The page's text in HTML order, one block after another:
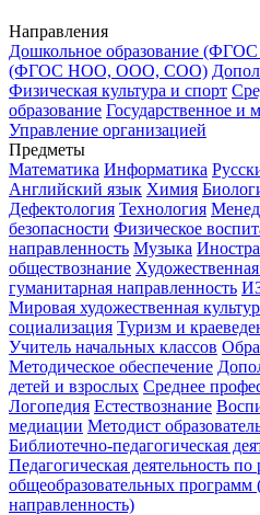
Направления
Дошкольное образование
(ФГОС НОО, ООО, СОО)
Физическая культура и спорт
образование Государственное и
Управление организацией
Предметы
Математика Информатика
Английский язык Химия
Дефектология Технология
безопасности Физическое
направленность Музыка
обществознание
гуманитарная направленность
Мировая художественная
социализация Туризм и
Учитель начальных классов
Методическое обеспечение
детей и взрослых Среднее
Логопедия Естествознание
медиации Методист
Библиотечно-педагогическая
Педагогическая деятельность
общеобразовательных программ
направленность)